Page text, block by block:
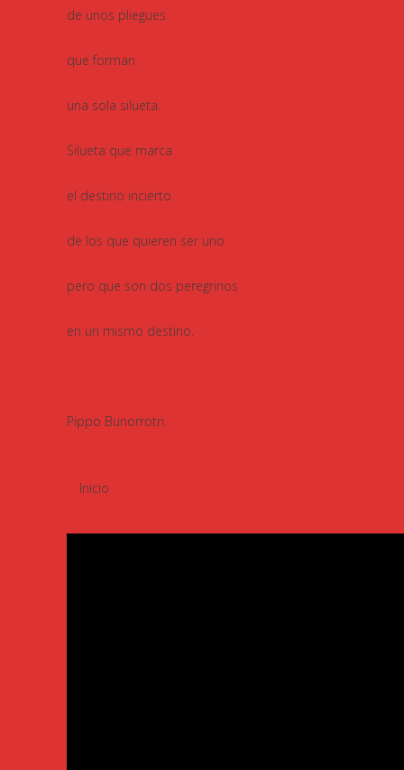
de unos pliegues
que forman
una sola silueta.
Silueta que marca
el destino incierto
de los que quieren ser uno
pero que son dos peregrinos
en un mismo destino.
Pippo Bunorrotri.
Inicio